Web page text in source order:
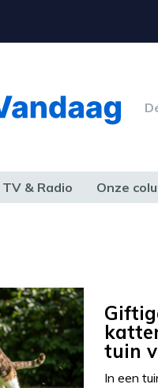
TV & Radio Onze
tuin
In een